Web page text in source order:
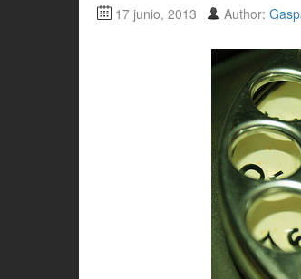
17 junio, 2013 Author: